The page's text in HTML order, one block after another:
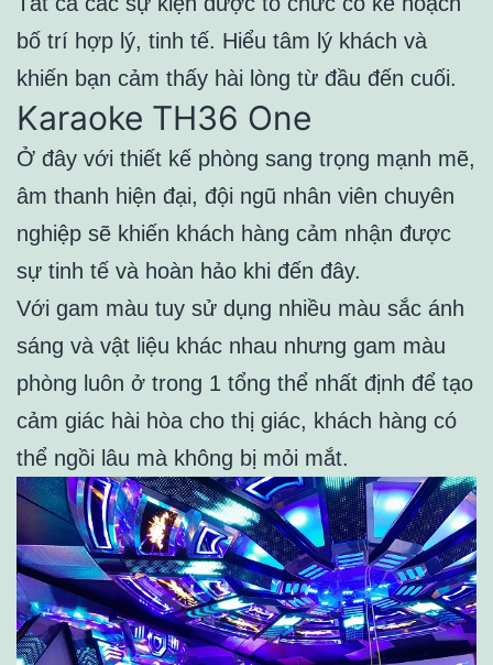
bố trí hợp lý, tinh tế. Hiểu tâm lý khách và
khiến bạn cảm thấy hài lòng từ đầu đến cuối.
Karaoke TH36 One
Ở đây với thiết kế phòng sang trọng mạnh mẽ,
âm thanh hiện đại, đội ngũ nhân viên chuyên
nghiệp sẽ khiến khách hàng cảm nhận được
sự tinh tế và hoàn hảo khi đến đây.
Với gam màu tuy sử dụng nhiều màu sắc ánh
sáng và vật liệu khác nhau nhưng gam màu
phòng luôn ở trong 1 tổng thể nhất định để tạo
cảm giác hài hòa cho thị giác, khách hàng có
thể ngồi lâu mà không bị mỏi mắt.